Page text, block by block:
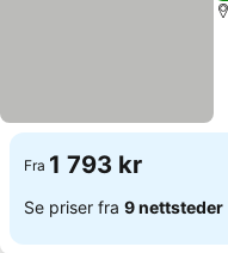
Fra 1 793 kr
Se priser fra 9 nettsteder